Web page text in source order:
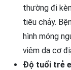
thường đi
tiêu chảy.
hình móng
viêm da cơ
Độ tuổi trẻ